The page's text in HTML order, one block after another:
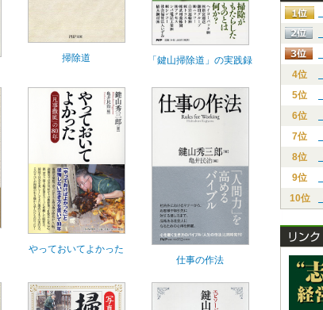
掃除道 「鍵山掃除道」の実践録
やっておいてよかった
仕事の作法
4位
5位
6位
7位
8位
9位
10位